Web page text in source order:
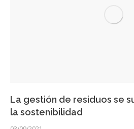
La gestión de residuos se
la sostenibilidad